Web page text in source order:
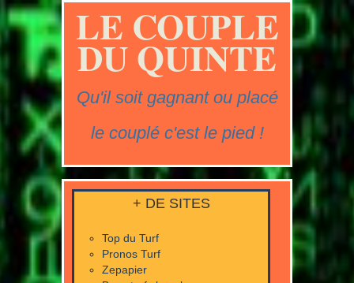
LE COUPLE
DU QUINTE
Qu'il soit gagnant ou placé
le couplé c'est le pied !
+ DE SITES
Top du Turf
Pronos Turf
Zepapier